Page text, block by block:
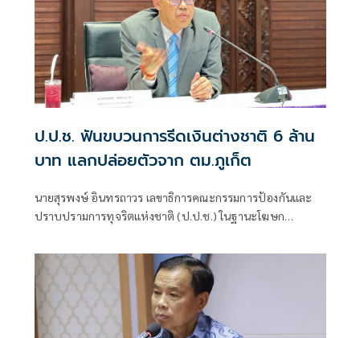
ป.ป.ช. ฟันขบวนการรีดเงินต่างชาติ 6 ล้าน
บาท แลกปล่อยตัวจาก ตม.ภูเก็ต
นายสุรพงษ์ อินทรถาวร เลขาธิการคณะกรรมการป้องกันและ
ปราบปรามการทุจริตแห่งชาติ (ป.ป.ช.) ในฐานะโฆษก
ความผิด นายวิทยา สมศรีษมสกุล กับพวก รวม 6 คน กรณีร่วม
กันเรียกรับทรัพย์สิน จํานวน 6 ล้านบาท เป็นการตอบแทนใน
การที่จะจูงใจเจ้าพนักงานเพื่อให้ดําเนินการปล่อยตัว (ประกัน
ตัว)